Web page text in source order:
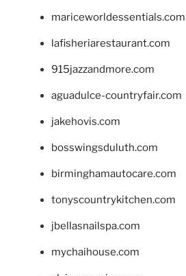
mariceworldessentials.com
lafisheriarestaurant.com
915jazzandmore.com
aguadulce-countryfair.com
jakehovis.com
bosswingsduluth.com
birminghamautocare.com
tonyscountrykitchen.com
jbellasnailspa.com
mychaihouse.com